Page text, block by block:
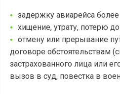
задержку авиарейса
хищение, утрату, потерю
отмену или прерывание
договоре обстоятельствам
застрахованного лица или
вызов в суд, повестка в